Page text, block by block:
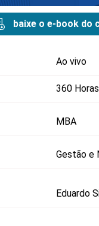
baixe o e-book do
Ao vivo
360
MBA
Gestão e
Eduardo